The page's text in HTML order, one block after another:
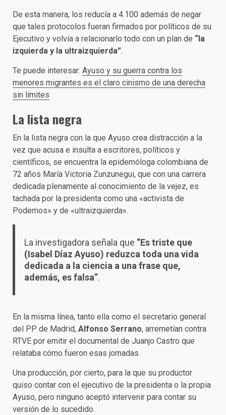
De esta manera, los reducía a 4.100 además de negar
que tales protocolos fueran firmados por políticos de su
Ejecutivo y volvía a relacionarlo todo con un plan de “la
izquierda y la ultraizquierda”.
Te puede interesar: Ayuso y su guerra contra los
menores migrantes es el claro cinismo de una derecha
sin límites
La lista negra
En la lista negra con la que Ayuso crea distracción a la
vez que acusa e insulta a escritores, políticos y
científicos, se encuentra la epidemóloga colombiana de
72 años María Victoria Zunzunegui, que con una carrera
dedicada plenamente al conocimiento de la vejez, es
tachada por la presidenta como una «activista de
Podemos» y de «ultraizquierda».
La investigadora señala que “Es triste que
(Isabel Díaz Ayuso) reduzca toda una vida
dedicada a la ciencia a una frase que,
además, es falsa”.
En la misma línea, tanto ella como el secretario general
del PP de Madrid, Alfonso Serrano, arremetían contra
RTVE por emitir el documental de Juanjo Castro que
relataba cómo fueron esas jornadas.
Una producción, por cierto, para la que su productor
quiso contar con el ejecutivo de la presidenta o la propia
Ayuso, pero ninguno aceptó intervenir para contar su
versión de lo sucedido.